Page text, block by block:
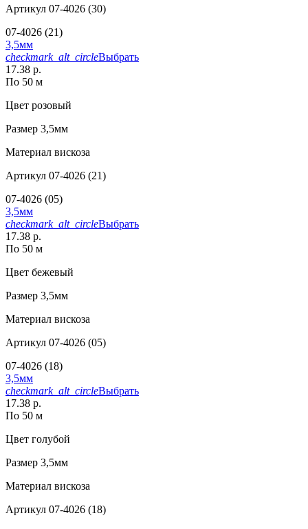
Артикул 07-4026 (30)
07-4026 (21)
3,5мм
checkmark_alt_circleВыбрать
17.38 р.
По 50 м
Цвет розовый
Размер 3,5мм
Материал вискоза
Артикул 07-4026 (21)
07-4026 (05)
3,5мм
checkmark_alt_circleВыбрать
17.38 р.
По 50 м
Цвет бежевый
Размер 3,5мм
Материал вискоза
Артикул 07-4026 (05)
07-4026 (18)
3,5мм
checkmark_alt_circleВыбрать
17.38 р.
По 50 м
Цвет голубой
Размер 3,5мм
Материал вискоза
Артикул 07-4026 (18)